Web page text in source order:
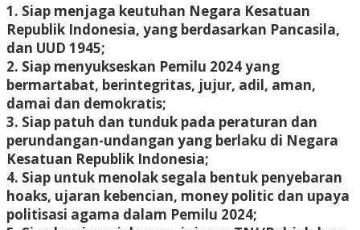
1. Siap menjaga keutuhan Negara Kesatuan
Republik Indonesia, yang berdasarkan Pancasila,
dan UUD 1945;
2. Siap menyukseskan Pemilu 2024 yang
bermartabat, berintegritas, jujur, adil, aman,
damai dan demokratis;
3. Siap patuh dan tunduk pada peraturan dan
perundangan-undangan yang berlaku di Negara
Kesatuan Republik Indonesia;
4. Siap untuk menolak segala bentuk penyebaran
hoaks, ujaran kebencian, money politic dan upaya
politisasi agama dalam Pemilu 2024;